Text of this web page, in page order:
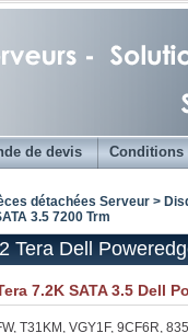
de devis Conditions
détachées Serveur >
3.5 7200 Trm
Tera Dell
7.2K SATA 3.5 Dell
T31KM, VGY1F, 9CF6R,